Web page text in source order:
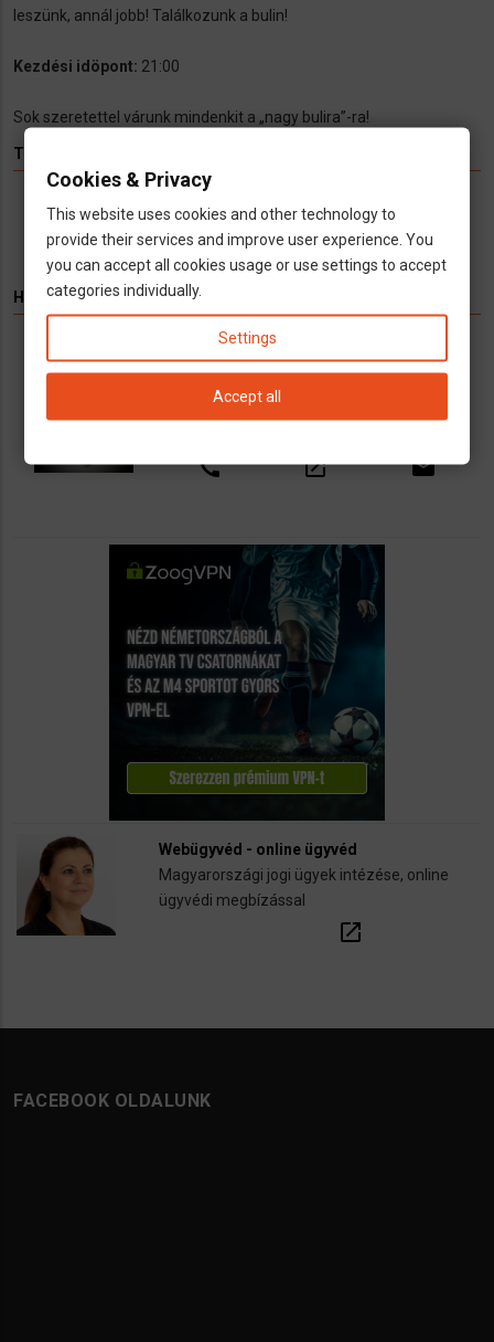
leszünk, annál jobb! Találkozunk a bulin!
Kezdési idöpont: 21:00
Sok szeretettel várunk mindenkit a „nagy bulira”-ra!
TÉMÁK
Hírek Infók Videó Munka TV
HIRDETÉS
Könyvelés kizárólag cégeknek
könyvelési és adószakügyvédi
call open_in_new email
Webügyvéd - online ügyvéd
Magyarországi jogi ügyek intézése, online
ügyvédi megbízással
open_in_new
FACEBOOK OLDALUNK
Cookies & Privacy
This website uses cookies and other technology to
provide their services and improve user experience. You
you can accept all cookies usage or use settings to accept
categories individually.
Settings
Accept all